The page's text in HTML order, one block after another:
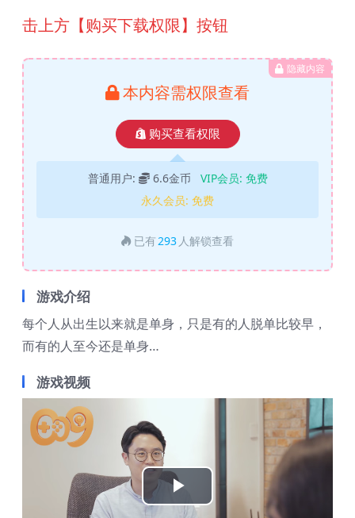
击上方【购买下载权限】按钮
隐藏内容
本内容需权限查看
购买查看权限
普通用户: 6.6金币 VIP会员: 免费
永久会员: 免费
已有293 人解锁查看
游戏介绍
每个人从出生以来就是单身，只是有的人脱单比较早，
而有的人至今还是单身…
游戏视频
Play